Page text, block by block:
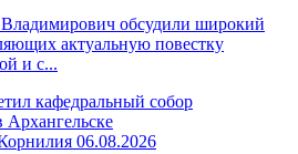
обсудили широкий
актуальную повестку
и с...
06.08.2026